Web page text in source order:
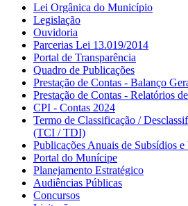
Lei Orgânica do Município
Legislação
Ouvidoria
Parcerias Lei 13.019/2014
Portal de Transparência
Quadro de Publicações
Prestação de Contas - Balanço
Prestação de Contas - Relatórios
CPI - Contas 2024
Termo de Classificação /
(TCI / TDI)
Publicações Anuais de Subsídios e
Portal do Munícipe
Planejamento Estratégico
Audiências Públicas
Concursos